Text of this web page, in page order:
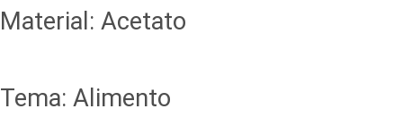
Material: Acetato
Tema: Alimento